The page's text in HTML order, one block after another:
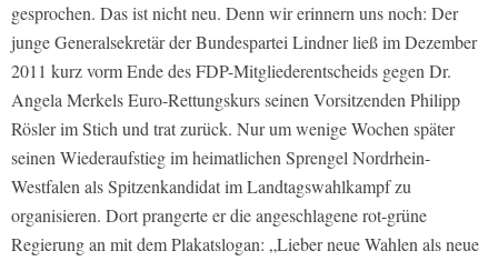
gesprochen. Das ist nicht neu. Denn wir erinnern uns noch: Der
junge Generalsekretär der Bundespartei Lindner ließ im Dezember
2011 kurz vorm Ende des FDP-Mitgliederentscheids gegen Dr.
Angela Merkels Euro-Rettungskurs seinen Vorsitzenden Philipp
Rösler im Stich und trat zurück. Nur um wenige Wochen später
seinen Wiederaufstieg im heimatlichen Sprengel Nordrhein-
Westfalen als Spitzenkandidat im Landtagswahlkampf zu
organisieren. Dort prangerte er die angeschlagene rot-grüne
Regierung an mit dem Plakatslogan: „Lieber neue Wahlen als neue